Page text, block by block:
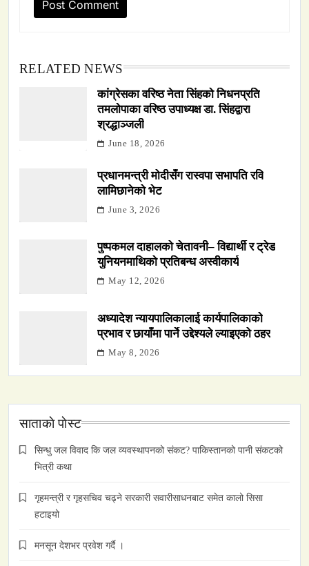
RELATED NEWS
कांग्रेसका वरिष्ठ नेता सिंहको निधनप्रति
तमलोपाका वरिष्ठ उपाध्यक्ष डा. सिंहद्वारा
श्रद्धाञ्जली
June 18, 2026
प्रधानमन्त्री मोदीसँग रास्वपा सभापति रवि
लामिछानेको भेट
June 3, 2026
पुष्पकमल दाहालको चेतावनी– विद्यार्थी र ट्रेड
युनियनमाथिको प्रतिबन्ध अस्वीकार्य
May 12, 2026
अध्यादेश न्यायपालिकालाई कार्यपालिकाको
प्रभाव र छायाँमा पार्ने उद्देश्यले ल्याइएको ठहर
May 8, 2026
साताकाे पाेस्ट
सिन्धु जल विवाद कि जल व्यवस्थापनको संकट? पाकिस्तानको पानी संकटको
भित्री कथा
गृहमन्त्री र गृहसचिव चढ्ने सरकारी सवारीसाधनबाट समेत कालो सिसा
हटाइयो
मनसून देशभर प्रवेश गर्दै ।